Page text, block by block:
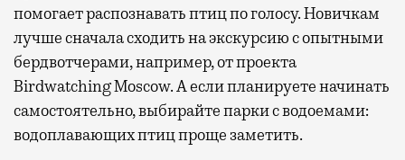
помогает распознавать птиц по голосу. Новичкам
лучше сначала сходить на экскурсию с опытными
бердвотчерами, например, от проекта
Birdwatching Moscow. А если планируете начинать
самостоятельно, выбирайте парки с водоемами:
водоплавающих птиц проще заметить.